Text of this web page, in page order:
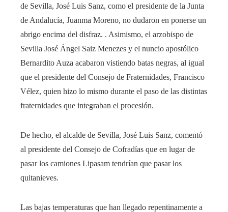
de Sevilla, José Luis Sanz, como el presidente de la Junta
de Andalucía, Juanma Moreno, no dudaron en ponerse un
abrigo encima del disfraz. . Asimismo, el arzobispo de
Sevilla José Ángel Saiz Menezes y el nuncio apostólico
Bernardito Auza acabaron vistiendo batas negras, al igual
que el presidente del Consejo de Fraternidades, Francisco
Vélez, quien hizo lo mismo durante el paso de las distintas
fraternidades que integraban el procesión.
De hecho, el alcalde de Sevilla, José Luis Sanz, comentó
al presidente del Consejo de Cofradías que en lugar de
pasar los camiones Lipasam tendrían que pasar los
quitanieves.
Las bajas temperaturas que han llegado repentinamente a